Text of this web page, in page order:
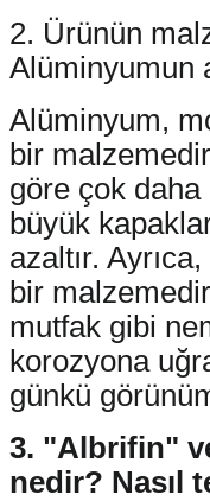
2. Ürünün
Alüminyumun
Alüminyum,
bir
göre çok
büyük
azaltır.
bir
mutfak gibi
korozyona
günkü
3. "Albrifin"
nedir? Nasıl